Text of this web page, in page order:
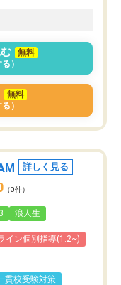
無料
）
無料
）
詳しく見る
（0件）
浪人生
イン個別指導(1:2~)
貫校受験対策